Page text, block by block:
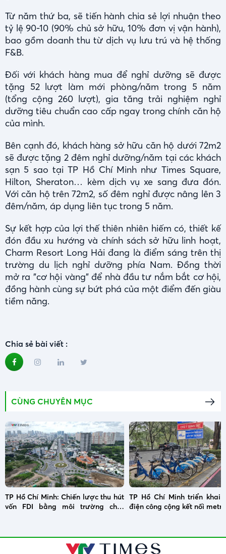
Từ năm thứ ba, sẽ tiến hành chia sẻ lợi nhuận theo
tỷ lệ 90-10 (90% chủ sở hữu, 10% đơn vị vận hành),
bao gồm doanh thu từ dịch vụ lưu trú và hệ thống
F&B.
Đối với khách hàng mua để nghỉ dưỡng sẽ được
tặng 52 lượt làm mới phòng/năm trong 5 năm
(tổng cộng 260 lượt), gia tăng trải nghiệm nghỉ
dưỡng tiêu chuẩn cao cấp ngay trong chính căn hộ
của mình.
Bên cạnh đó, khách hàng sở hữu căn hộ dưới 72m2
sẽ được tặng 2 đêm nghỉ dưỡng/năm tại các khách
sạn 5 sao tại TP Hồ Chí Minh như Times Square,
Hilton, Sheraton… kèm dịch vụ xe sang đưa đón.
Với căn hộ trên 72m2, số đêm nghỉ được nâng lên 3
đêm/năm, áp dụng liên tục trong 5 năm.
Sự kết hợp của lợi thế thiên nhiên hiếm có, thiết kế
đón đầu xu hướng và chính sách sở hữu linh hoạt,
Charm Resort Long Hải đang là điểm sáng trên thị
trường du lịch nghỉ dưỡng phía Nam. Đồng thời
mở ra "cơ hội vàng" để nhà đầu tư nắm bắt cơ hội,
đồng hành cùng sự bứt phá của một điểm đến giàu
tiềm năng.
Chia sẻ bài viết :
CÙNG CHUYÊN MỤC
TP Hồ Chí Minh: Chiến lược thu hút
vốn FDI bằng môi trường chất
TP Hồ Chí Minh triển khai
điện công cộng kết nối metro